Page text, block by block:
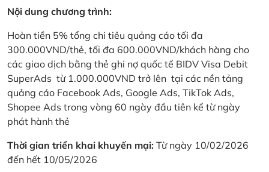
Nội dung chương trình:
Hoàn tiền 5% tổng chi tiêu quảng cáo tối đa
300.000VND/thẻ, tối đa 600.000VND/khách hàng cho
các giao dịch bằng thẻ ghi nợ quốc tế BIDV Visa Debit
SuperAds từ 1.000.000VND trở lên tại các nền tảng
quảng cáo Facebook Ads, Google Ads, TikTok Ads,
Shopee Ads trong vòng 60 ngày đầu tiên kể từ ngày
phát hành thẻ
Thời gian triển khai khuyến mại: Từ ngày 10/02/2026
đến hết 10/05/2026